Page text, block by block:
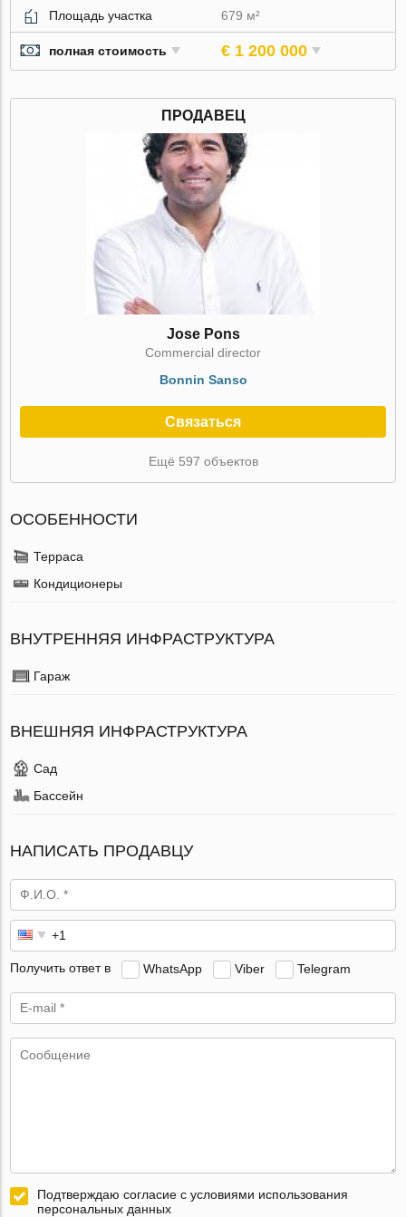
Площадь участка
679 м²
полная стоимость € 1 200 000
ПРОДАВЕЦ
Jose Pons
Commercial director
Bonnin Sanso
Связаться
Ещё 597 объектов
ОСОБЕННОСТИ
Терраса
Кондиционеры
ВНУТРЕННЯЯ ИНФРАСТРУКТУРА
Гараж
ВНЕШНЯЯ ИНФРАСТРУКТУРА
Сад
Бассейн
НАПИСАТЬ ПРОДАВЦУ
Получить ответ в WhatsApp Viber Telegram
Подтверждаю согласие с условиями использования
персональных данных